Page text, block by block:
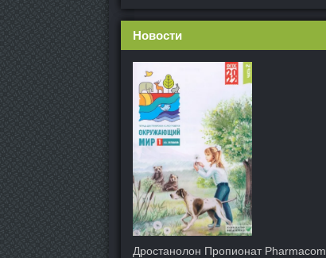
Новости
Дростанолон Пропионат Pharmacom